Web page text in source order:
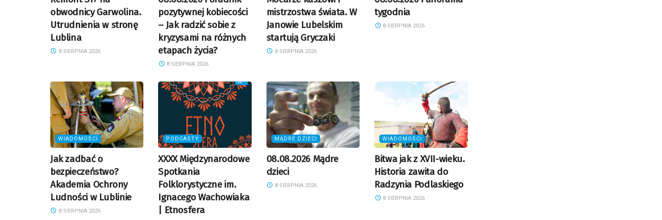
obwodnicy Garwolina.
Utrudnienia w stronę
Lublina
8 SIERPNIA 2026
pozytywnej kobiecości
– Jak radzić sobie z
kryzysami na różnych
etapach życia?
8 SIERPNIA 2026
mistrzostwa świata. W
Janowie Lubelskim
startują Gryczaki
8 SIERPNIA 2026
tygodnia
8 SIERPNIA 2026
WIADOMOŚCI
Jak zadbać o
bezpieczeństwo?
Akademia Ochrony
Ludności w Lublinie
8 SIERPNIA 2026
PODCASTY
XXXX Międzynarodowe
Spotkania
Folklorystyczne im.
Ignacego Wachowiaka
| Etnosfera
MĄDRE DZIECI
08.08.2026 Mądre
dzieci
8 SIERPNIA 2026
WIADOMOŚCI
Bitwa jak z XVII-wieku.
Historia zawita do
Radzynia Podlaskiego
8 SIERPNIA 2026